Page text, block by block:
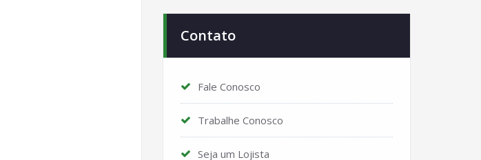
Contato
Fale Conosco
Trabalhe Conosco
Seja um Lojista